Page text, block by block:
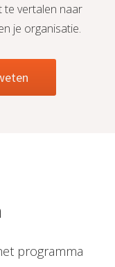
te vertalen naar
je organisatie.
programma